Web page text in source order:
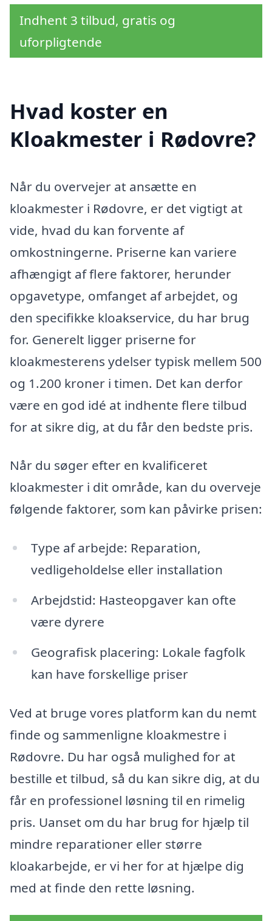
Indhent 3 tilbud, gratis og
uforpligtende
Hvad koster en
Kloakmester i Rødovre?
Når du overvejer at ansætte en
kloakmester i Rødovre, er det vigtigt at
vide, hvad du kan forvente af
omkostningerne. Priserne kan variere
afhængigt af flere faktorer, herunder
opgavetype, omfanget af arbejdet, og
den specifikke kloakservice, du har brug
for. Generelt ligger priserne for
kloakmesterens ydelser typisk mellem 500
og 1.200 kroner i timen. Det kan derfor
være en god idé at indhente flere tilbud
for at sikre dig, at du får den bedste pris.
Når du søger efter en kvalificeret
kloakmester i dit område, kan du overveje
følgende faktorer, som kan påvirke prisen:
Type af arbejde: Reparation,
vedligeholdelse eller installation
Arbejdstid: Hasteopgaver kan ofte
være dyrere
Geografisk placering: Lokale fagfolk
kan have forskellige priser
Ved at bruge vores platform kan du nemt
finde og sammenligne kloakmestre i
Rødovre. Du har også mulighed for at
bestille et tilbud, så du kan sikre dig, at du
får en professionel løsning til en rimelig
pris. Uanset om du har brug for hjælp til
mindre reparationer eller større
kloakarbejde, er vi her for at hjælpe dig
med at finde den rette løsning.